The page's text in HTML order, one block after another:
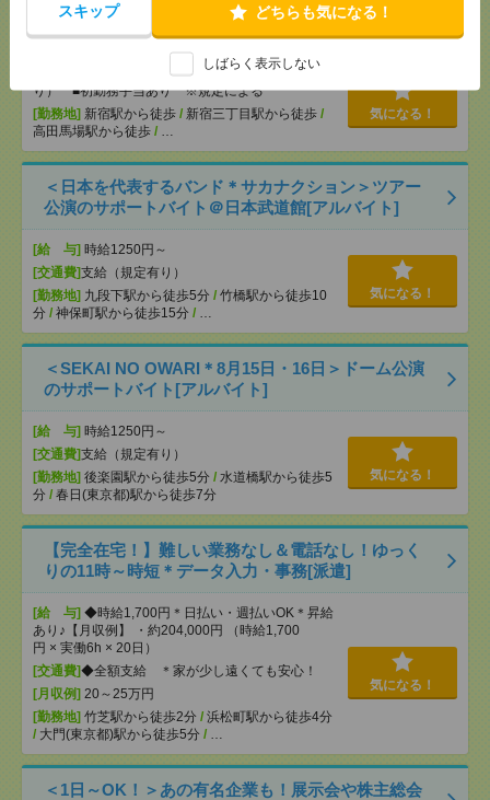
スキップ どちらも気になる！
しばらく表示しない
【シフト自由・現金手渡しOK】iPhoneなどスマホの
充電を繋げるだけ！[派遣]
時給1414円～ ▼日払いOK（規定あ
り） ■初勤務手当あり ※規定による
[勤務地] 新宿駅から徒歩 / 新宿三丁目駅から徒歩 /
高田馬場駅から徒歩 / …
気になる！
＜日本を代表するバンド＊サカナクション＞ツアー
公演のサポートバイト＠日本武道館[アルバイト]
[給 与] 時給1250円～
[交通費]支給（規定有り）
[勤務地] 九段下駅から徒歩5分 / 竹橋駅から徒歩10
分 / 神保町駅から徒歩15分 / …
気になる！
＜SEKAI NO OWARI＊8月15日・16日＞ドーム公演
のサポートバイト[アルバイト]
[給 与] 時給1250円～
[交通費]支給（規定有り）
[勤務地] 後楽園駅から徒歩5分 / 水道橋駅から徒歩5
分 / 春日(東京都)駅から徒歩7分
気になる！
【完全在宅！】難しい業務なし＆電話なし！ゆっく
りの11時～時短＊データ入力・事務[派遣]
[給 与] ◆時給1,700円＊日払い・週払いOK＊昇給
あり♪【月収例】 ・約204,000円 （時給1,700
円 × 実働6h × 20日）
[交通費]◆全額支給 ＊家が少し遠くても安心！
[月収例] 20～25万円
[勤務地] 竹芝駅から徒歩2分 / 浜松町駅から徒歩4分
/ 大門(東京都)駅から徒歩5分 / …
気になる！
＜1日～OK！＞あの有名企業も！展示会や株主総会